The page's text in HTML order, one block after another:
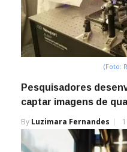
(Foto:
Pesquisadores
captar imagens de
By Luzimara Fernandes